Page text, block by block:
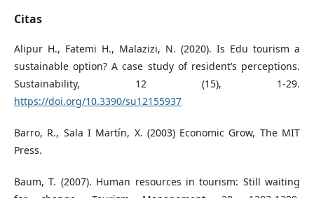
Citas
Alipur H., Fatemi H., Malazizi, N. (2020). Is Edu tourism a
sustainable option? A case study of resident’s perceptions.
Sustainability, 12 (15), 1-29.
https://doi.org/10.3390/su12155937
Barro, R., Sala I Martín, X. (2003) Economic Grow, The MIT
Press.
Baum, T. (2007). Human resources in tourism: Still waiting